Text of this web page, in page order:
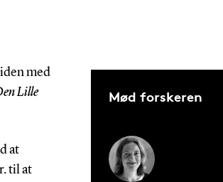
med
Lille
at
til at
Mød forskeren